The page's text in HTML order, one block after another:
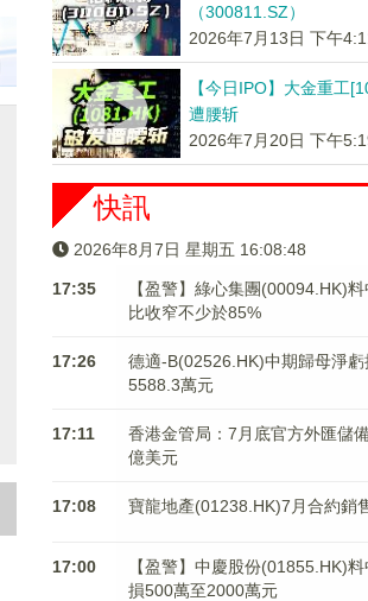
（300811.SZ）
2026年7月13日 下午
【今日IPO】大金重工
遭腰斩
2026年7月20日 下午
快訊
2026年8月7日 星期五 16:08:48
17:35
【盈警】綠心集團(00094.HK)
比收窄不少於85%
17:26
德適-B(02526.HK)中期歸母淨虧
5588.3萬元
17:11
香港金管局：7月底官方外匯儲
億美元
17:08 寶龍地產(01238.HK)7月合約銷
17:00
【盈警】中慶股份(01855.HK)
損500萬至2000萬元